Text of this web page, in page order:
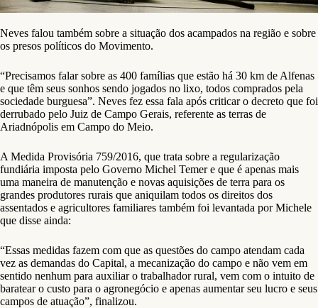
Neves falou também sobre a situação dos acampados na região e sobre
os presos políticos do Movimento.
“Precisamos falar sobre as 400 famílias que estão há 30 km de Alfenas
e que têm seus sonhos sendo jogados no lixo, todos comprados pela
sociedade burguesa”. Neves fez essa fala após criticar o decreto que foi
derrubado pelo Juiz de Campo Gerais, referente as terras de
Ariadnópolis em Campo do Meio.
A Medida Provisória 759/2016, que trata sobre a regularização
fundiária imposta pelo Governo Michel Temer e que é apenas mais
uma maneira de manutenção e novas aquisições de terra para os
grandes produtores rurais que aniquilam todos os direitos dos
assentados e agricultores familiares também foi levantada por Michele
que disse ainda:
“Essas medidas fazem com que as questões do campo atendam cada
vez as demandas do Capital, a mecanização do campo e não vem em
sentido nenhum para auxiliar o trabalhador rural, vem com o intuito de
baratear o custo para o agronegócio e apenas aumentar seu lucro e seus
campos de atuação”, finalizou.